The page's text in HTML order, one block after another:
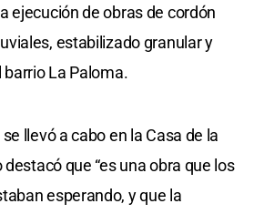
ejecución de obras de cordón
estabilizado granular y
La Paloma.
llevó a cabo en la Casa de la
que “es una obra que los
esperando, y que la